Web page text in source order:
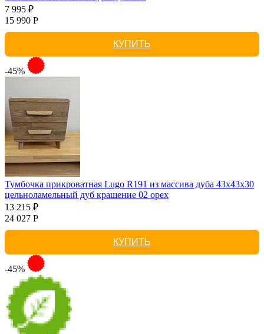
7 995 ₽
15 990 Р
КУПИТЬ
-45%
Тумбочка прикроватная Lugo R191 из массива дуба 43х43х30
цельноламельный дуб крашение 02 орех
13 215 ₽
24 027 Р
КУПИТЬ
-45%